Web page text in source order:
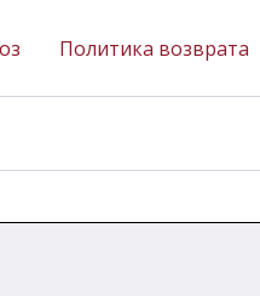
Политика возврата